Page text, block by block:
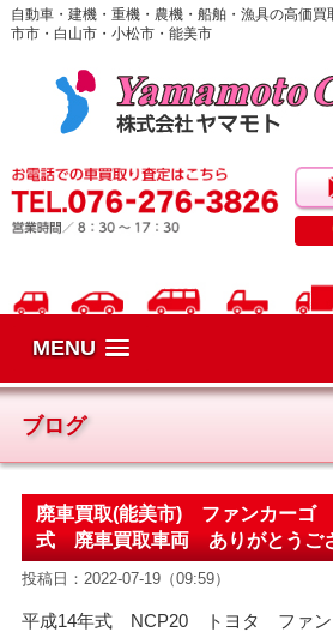
自動車・建機・重機・農機・船舶・漁具の高価買
市市・白山市・小松市・能美市
MENU
ブログ
廃車買取(能美市) ファンカー
式 廃車買取車両 ありがとうご
投稿日：2022-07-19（09:59）
平成14年式 NCP20 トヨタ ファン